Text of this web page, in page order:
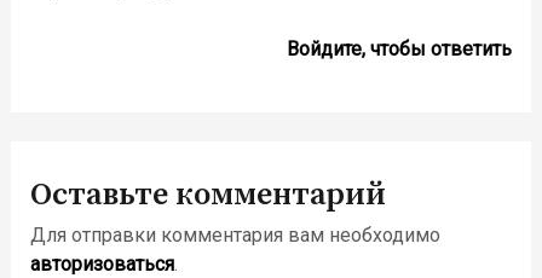
Войдите, чтобы ответить
Оставьте комментарий
Для отправки комментария вам необходимо
авторизоваться.